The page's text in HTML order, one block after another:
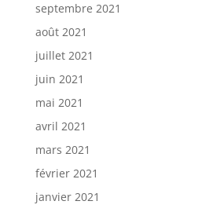
septembre 2021
août 2021
juillet 2021
juin 2021
mai 2021
avril 2021
mars 2021
février 2021
janvier 2021